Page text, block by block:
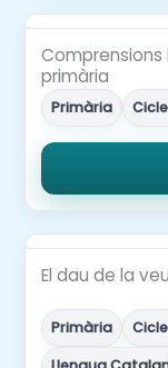
Comprensions
primària
Primària
El dau de la
Primària